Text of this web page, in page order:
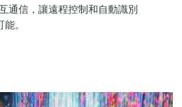
通信，讓遠程控制和自動識別
。